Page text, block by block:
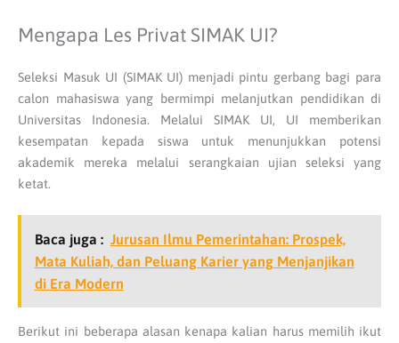
Mengapa Les Privat SIMAK UI?
Seleksi Masuk UI (SIMAK UI) menjadi pintu gerbang bagi para
calon mahasiswa yang bermimpi melanjutkan pendidikan di
Universitas Indonesia. Melalui SIMAK UI, UI memberikan
kesempatan kepada siswa untuk menunjukkan potensi
akademik mereka melalui serangkaian ujian seleksi yang
ketat.
Baca juga : Jurusan Ilmu Pemerintahan: Prospek,
Mata Kuliah, dan Peluang Karier yang Menjanjikan
di Era Modern
Berikut ini beberapa alasan kenapa kalian harus memilih ikut